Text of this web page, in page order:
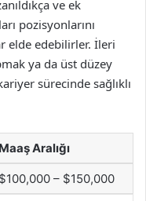
ve ek
pozisyonlarını
elde edebilirler. İleri
ya da üst düzey
sürecinde sağlıklı
Maaş Aralığı
$100,000 – $150,000